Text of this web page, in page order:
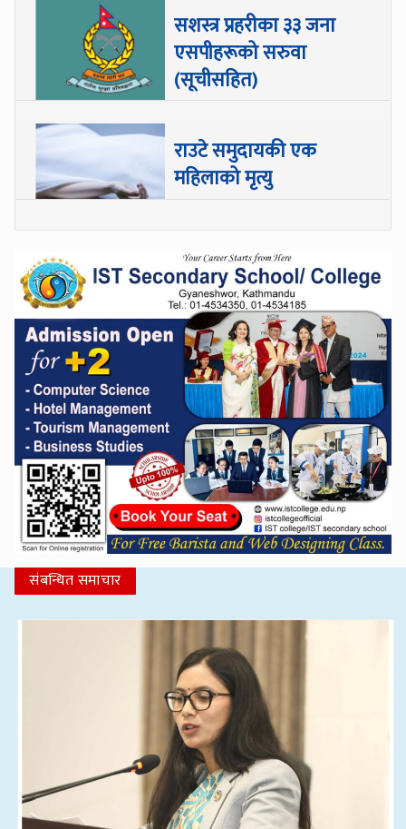
सशस्त्र प्रहरीका ३३ जना
एसपीहरूको सरुवा
(सूचीसहित)
राउटे समुदायकी एक
महिलाको मृत्यु
संबन्धित समाचार